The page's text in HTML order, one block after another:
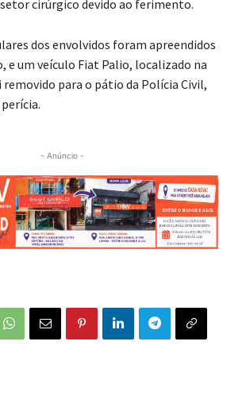
cirúrgico devido ao ferimento.
dos envolvidos foram apreendidos
e um veículo Fiat Palio, localizado na
para o pátio da Polícia Civil,
- Anúncio -